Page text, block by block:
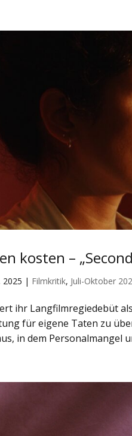
kosten –
2025 | Filmkritik, Juli-Oktober
ihr Langfilmregiedebüt
für eigene Taten zu
in dem Personalmangel